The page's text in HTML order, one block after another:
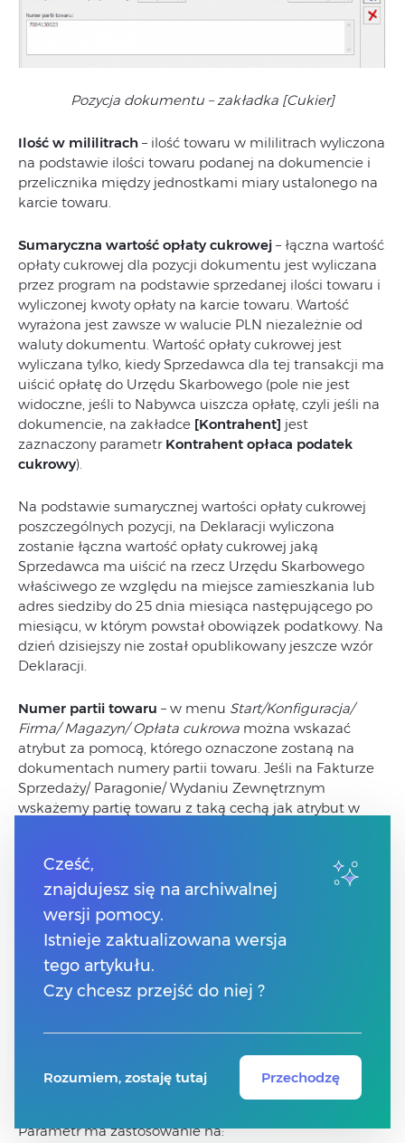
Pozycja dokumentu – zakładka [Cukier]
Ilość w mililitrach – ilość towaru w mililitrach wyliczona
na podstawie ilości towaru podanej na dokumencie i
przelicznika między jednostkami miary ustalonego na
karcie towaru.
Sumaryczna wartość opłaty cukrowej – łączna wartość
opłaty cukrowej dla pozycji dokumentu jest wyliczana
przez program na podstawie sprzedanej ilości towaru i
wyliczonej kwoty opłaty na karcie towaru. Wartość
wyrażona jest zawsze w walucie PLN niezależnie od
waluty dokumentu. Wartość opłaty cukrowej jest
wyliczana tylko, kiedy Sprzedawca dla tej transakcji ma
uiścić opłatę do Urzędu Skarbowego (pole nie jest
widoczne, jeśli to Nabywca uiszcza opłatę, czyli jeśli na
dokumencie, na zakładce [Kontrahent] jest
zaznaczony parametr Kontrahent opłaca podatek
cukrowy).
Na podstawie sumarycznej wartości opłaty cukrowej
poszczególnych pozycji, na Deklaracji wyliczona
zostanie łączna wartość opłaty cukrowej jaką
Sprzedawca ma uiścić na rzecz Urzędu Skarbowego
właściwego ze względu na miejsce zamieszkania lub
adres siedziby do 25 dnia miesiąca następującego po
miesiącu, w którym powstał obowiązek podatkowy. Na
dzień dzisiejszy nie został opublikowany jeszcze wzór
Deklaracji.
Numer partii towaru – w menu Start/Konfiguracja/
Firma/ Magazyn/ Opłata cukrowa można wskazać
atrybut za pomocą, którego oznaczone zostaną na
dokumentach numery partii towaru. Jeśli na Fakturze
Sprzedaży/ Paragonie/ Wydaniu Zewnętrznym
wskażemy partię towaru z taką cechą jak atrybut w
zapisu dokumentu na stałe. Numery partii towaru
można również uzupełnić ręcznie.
Uwzględnianie opłaty cukrowej w cenie sprzedaży
Aby automatycznie doliczyć kwotę opłaty cukrowej do
domyślnej ceny sprzedaży, należy w menu
łączną kwotę opłaty wyliczoną na karcie towaru.
Parametr ma zastosowanie na:
Cześć,
znajdujesz się na archiwalnej
wersji pomocy.
Istnieje zaktualizowana wersja
tego artykułu.
Czy chcesz przejść do niej ?
Rozumiem, zostaję tutaj Przechodzę